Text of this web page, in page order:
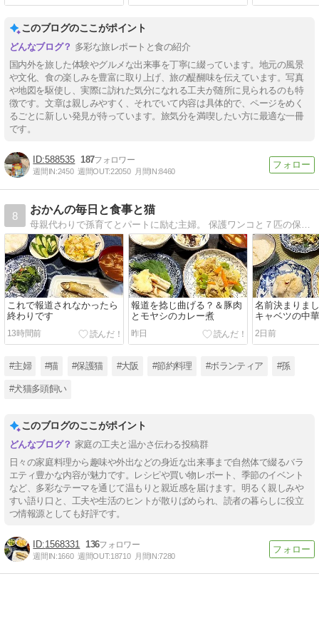
このブログのここがポイント
多彩な旅レポートと食の紹介
国内外を旅した体験やグルメな出来事を丁寧に綴っています。地元の風景
や文化、食の楽しみを豊富に取り上げ、旅の醍醐味を伝えています。写真
や地図を駆使し、実際に訪れた気分になれる工夫が随所に見られるのも特
徴です。文章は親しみやすく、それでいて内容は具体的で、ページをめく
るごとに新しい発見が待っています。旅気分を満喫したい方に最適な一冊
です。
588535 187
週間IN:2450 週間OUT:22050 月間IN:8460
8
おかんの毎日と食事と猫
これで報道されなかったら
終わりです
13時間前
報道を捻じ曲げる？＆豚肉
とモヤシのカレー煮
昨日
名前決まりま
キャベツの中
2日前
#主婦 #猫 #保護猫 #大阪 #節約料理 #ボランティア #孫
#犬猫多頭飼い
このブログのここがポイント
家庭の工夫と温かさ伝わる投稿群
日々の家庭料理から趣味や外出などの身近な出来事まで自然体で綴るバラ
エティ豊かな内容が魅力です。レシピや買い物レポート、季節のイベント
など、多彩なテーマを通じて温もりと親近感を届けます。明るく親しみや
すい語り口と、工夫や生活のヒントが散りばめられ、読者の暮らしに役立
つ情報源としても好評です。
1568331 136
週間IN:1660 週間OUT:18710 月間IN:7280